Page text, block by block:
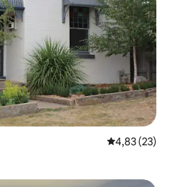
4,83 de uma
4,83 (23)